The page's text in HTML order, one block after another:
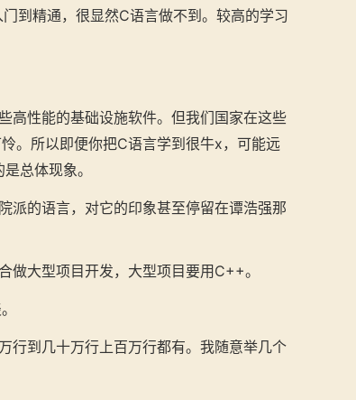
到精通，很显然C语言做不到。较高的学习
高性能的基础设施软件。但我们国家在这些
。所以即便你把C语言学到很牛x，可能远
总体现象。
派的语言，对它的印象甚至停留在谭浩强那
做大型项目开发，大型项目要用C++。
行到几十万行上百万行都有。我随意举几个